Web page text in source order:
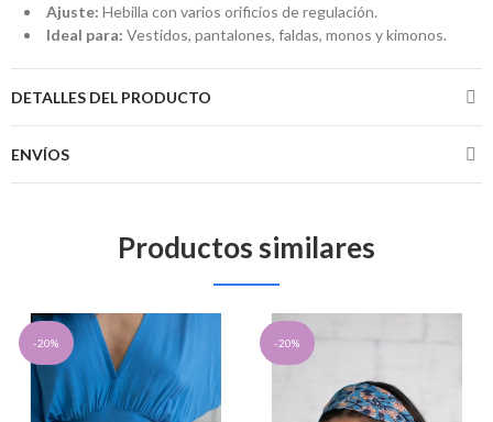
Ajuste: Hebilla con varios orificios de regulación.
Ideal para: Vestidos, pantalones, faldas, monos y kimonos.
DETALLES DEL PRODUCTO
ENVÍOS
Productos similares
-20% -20%